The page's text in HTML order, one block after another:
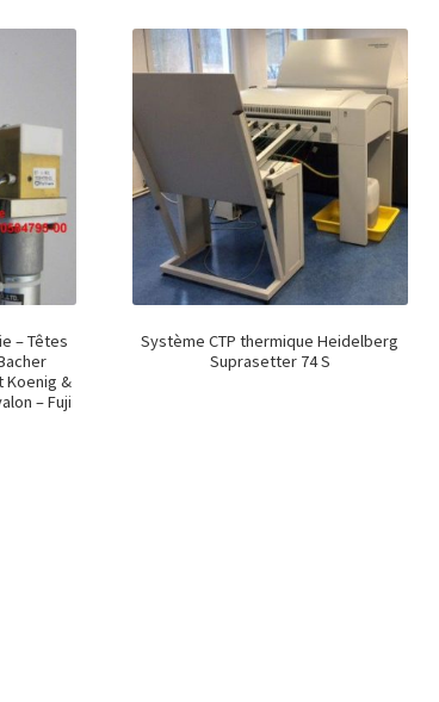
– Têtes
Koenig &
– Fuji
Système CTP thermique Heidelberg
Suprasetter 74 S